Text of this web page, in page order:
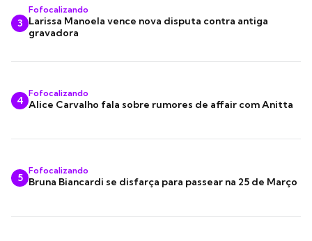
3
Fofocalizando
Larissa Manoela vence nova disputa contra antiga
gravadora
4
Fofocalizando
Alice Carvalho fala sobre rumores de affair com Anitta
5
Fofocalizando
Bruna Biancardi se disfarça para passear na 25 de Março